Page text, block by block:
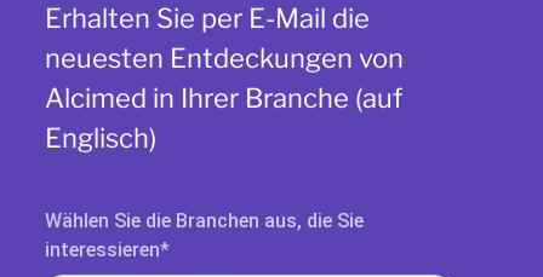
Erhalten Sie per E-Mail die
neuesten Entdeckungen von
Alcimed in Ihrer Branche (auf
Englisch)
Wählen Sie die Branchen aus, die Sie
interessieren